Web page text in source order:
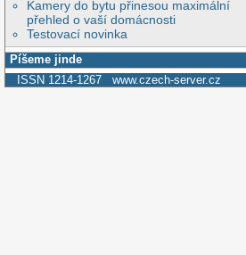
Kamery do bytu přinesou maximální
přehled o vaší domácnosti
Testovací novinka
Píšeme jinde
ISSN 1214-1267 www.czech-server.cz